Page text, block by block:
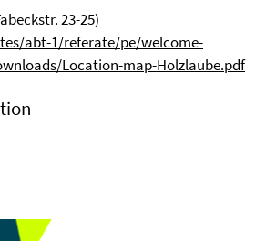
23-25)
abt-1/referate/pe/welcome-
Location-map-Holzlaube.pdf